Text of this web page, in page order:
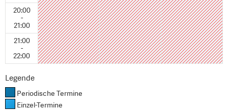
20:00
-
21:00
21:00
-
22:00
Legende
Periodische Termine
Einzel-Termine